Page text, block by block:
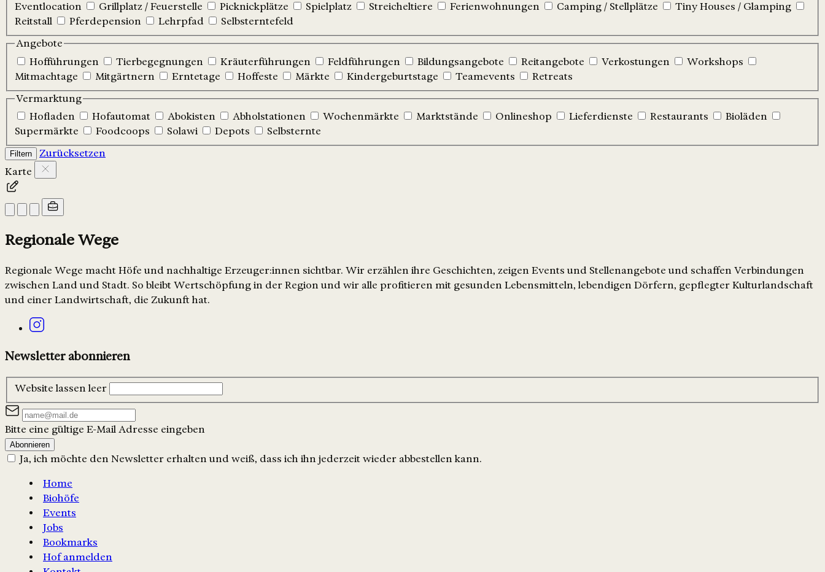
Eventlocation
Grillplatz / Feuerstelle Picknickplätze Spielplatz Streicheltiere Ferienwohnungen Camping / Stellplätze
Tiny Houses / Glamping
Reitstall
Pferdepension Lehrpfad
Selbsterntefeld
Angebote
Hofführungen
Tierbegegnungen Kräuterführungen Feldführungen Bildungsangebote Reitangebote Verkostungen
Workshops
Mitmachtage
Mitgärtnern Erntetage Hoffeste Märkte Kindergeburtstage Teamevents
Retreats
Vermarktung
Hofladen
Hofautomat Abokisten Abholstationen Wochenmärkte Marktstände Onlineshop Lieferdienste Restaurants
Bioläden
Supermärkte
Foodcoops Solawi Depots Selbsternte
Filtern
Zurücksetzen
Karte
Regionale Wege
Regionale Wege macht Höfe und nachhaltige Erzeuger:innen sichtbar. Wir erzählen ihre Geschichten, zeigen Events und Stellenangebote und schaffen Verbindungen
zwischen Land und Stadt. So bleibt Wertschöpfung in der Region und wir alle profitieren mit gesunden Lebensmitteln, lebendigen Dörfern, gepflegter Kulturlandschaft
und einer Landwirtschaft, die Zukunft hat.
Newsletter abonnieren
Website lassen leer
Bitte eine gültige E-Mail Adresse eingeben
Abonnieren
Ja, ich möchte den Newsletter erhalten und weiß, dass ich ihn jederzeit wieder abbestellen kann.
Home
Biohöfe
Events
Jobs
Bookmarks
Hof anmelden